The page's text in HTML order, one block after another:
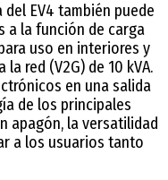
EV4 también puede
a la función de carga
uso en interiores y
red (V2G) de 10 kVA.
en una salida
de los principales
apagón, la versatilidad
a los usuarios tanto